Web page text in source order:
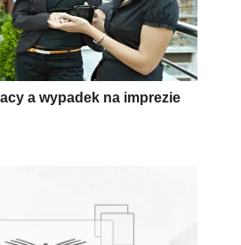
a wypadek na imprezie